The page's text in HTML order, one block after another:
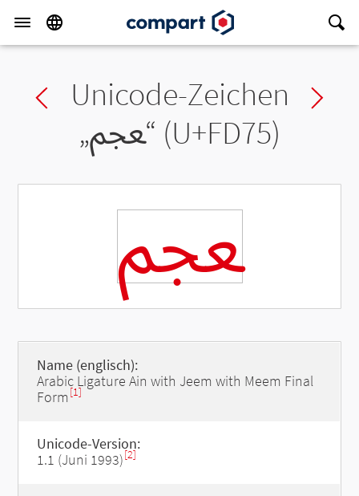
Previous char
Unicode-Zeichen
„ﵵ“ (U+FD75)
ﵵ
Name (englisch):
Arabic Ligature Ain with Jeem with Meem Final
Form [1]
Unicode-Version:
1.1 (Juni 1993)[2]